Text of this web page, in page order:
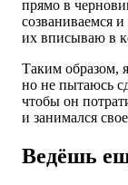
прямо в
созваниваемся
их вписываю в
Таким образом,
но не пытаюсь
чтобы он
и занимался
Ведёшь